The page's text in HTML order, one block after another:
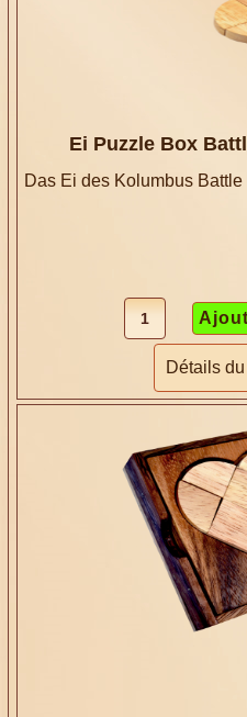
Ei Puzzle Box
Das Ei des Kolumbus
Détails